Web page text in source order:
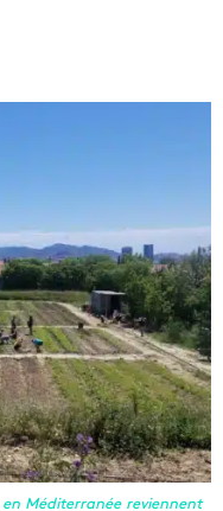
Méditerranée reviennent